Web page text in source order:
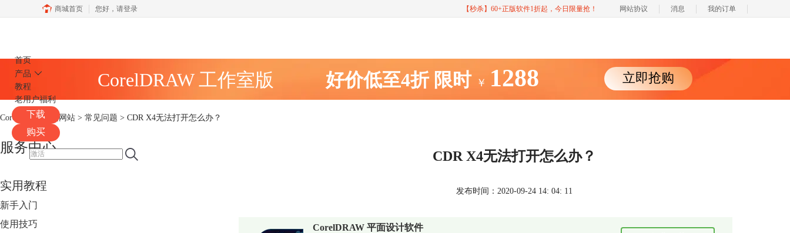
商城首页 您好， 请登录 【秒杀】60+正版软件1折起，今日限量抢！ 网站协议 消息 我的订单
首页
产品
教程
老用户福利
下载
购买
CorelDRAW 工作室版 好价低至4折 限时 ￥ 1288 立即抢购
CorelDRAW中文网站 > 常见问题 > CDR X4无法打开怎么办？
服务中心
实用教程
新手入门
使用技巧
CDR X4无法打开怎么办？
发布时间：2020-09-24 14: 04: 11
CorelDRAW 平面设计软件